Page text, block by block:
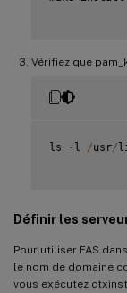
Vérifiez que
ls - l /usr/
Définir les
Pour utiliser FAS
le nom de domaine
vous exécutez